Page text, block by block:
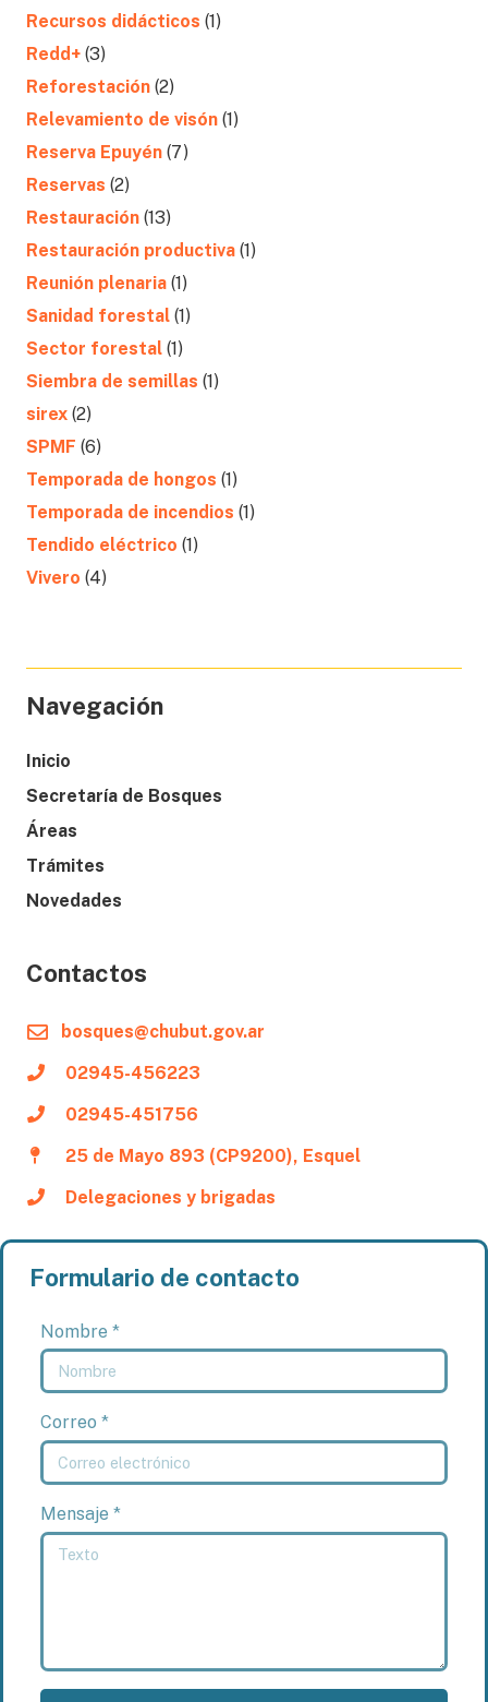
Recursos didácticos (1)
Redd+ (3)
Reforestación (2)
Relevamiento de visón (1)
Reserva Epuyén (7)
Reservas (2)
Restauración (13)
Restauración productiva (1)
Reunión plenaria (1)
Sanidad forestal (1)
Sector forestal (1)
Siembra de semillas (1)
sirex (2)
SPMF (6)
Temporada de hongos (1)
Temporada de incendios (1)
Tendido eléctrico (1)
Vivero (4)
Navegación
Inicio
Secretaría de Bosques
Áreas
Trámites
Novedades
Contactos
bosques@chubut.gov.ar
02945-456223
02945-451756
25 de Mayo 893 (CP9200), Esquel
Delegaciones y brigadas
Formulario de contacto
Nombre *
Correo *
Mensaje *